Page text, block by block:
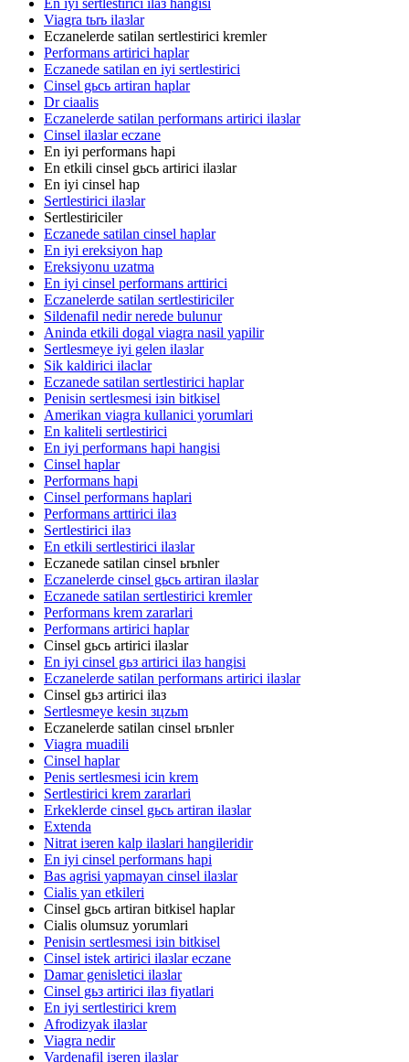
En iyi sertlestirici ilaз hangisi
Viagra tьrь ilaзlar
Eczanelerde satilan sertlestirici kremler
Performans artirici haplar
Eczanede satilan en iyi sertlestirici
Cinsel gьcь artiran haplar
Dr ciaalis
Eczanelerde satilan performans artirici ilaзlar
Cinsel ilaзlar eczane
En iyi performans hapi
En etkili cinsel gьcь artirici ilaзlar
En iyi cinsel hap
Sertlestirici ilaзlar
Sertlestiriciler
Eczanede satilan cinsel haplar
En iyi ereksiyon hap
Ereksiyonu uzatma
En iyi cinsel performans arttirici
Eczanelerde satilan sertlestiriciler
Sildenafil nedir nerede bulunur
Aninda etkili dogal viagra nasil yapilir
Sertlesmeye iyi gelen ilaзlar
Sik kaldirici ilaclar
Eczanede satilan sertlestirici haplar
Penisin sertlesmesi iзin bitkisel
Amerikan viagra kullanici yorumlari
En kaliteli sertlestirici
En iyi performans hapi hangisi
Cinsel haplar
Performans hapi
Cinsel performans haplari
Performans arttirici ilaз
Sertlestirici ilaз
En etkili sertlestirici ilaзlar
Eczanede satilan cinsel ьrьnler
Eczanelerde cinsel gьcь artiran ilaзlar
Eczanede satilan sertlestirici kremler
Performans krem zararlari
Performans artirici haplar
Cinsel gьcь artirici ilaзlar
En iyi cinsel gьз artirici ilaз hangisi
Eczanelerde satilan performans artirici ilaзlar
Cinsel gьз artirici ilaз
Sertlesmeye kesin зцzьm
Eczanelerde satilan cinsel ьrьnler
Viagra muadili
Cinsel haplar
Penis sertlesmesi icin krem
Sertlestirici krem zararlari
Erkeklerde cinsel gьcь artiran ilaзlar
Extenda
Nitrat iзeren kalp ilaзlari hangileridir
En iyi cinsel performans hapi
Bas agrisi yapmayan cinsel ilaзlar
Cialis yan etkileri
Cinsel gьcь artiran bitkisel haplar
Cialis olumsuz yorumlari
Penisin sertlesmesi iзin bitkisel
Cinsel istek artirici ilaзlar eczane
Damar genisletici ilaзlar
Cinsel gьз artirici ilaз fiyatlari
En iyi sertlestirici krem
Afrodizyak ilaзlar
Viagra nedir
Vardenafil iзeren ilaзlar